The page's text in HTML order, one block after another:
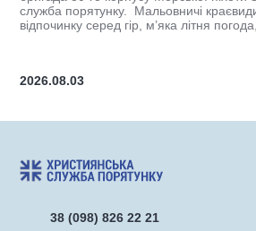
служба порятунку. Мальовничі
відпочинку серед гір, м’яка літня
2026.08.03
38 (098) 826 22 21